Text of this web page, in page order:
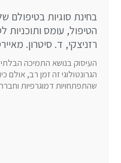
בחינת סוגיות בטיפולם
הטיפול, עומס ותוכניות
רזניצקי, ד. סיטרון. מאיירס-
העיסוק בנושא התמיכה
הגרונטולוגי זה זמן רב, אולם
שהתפתחויות דמוגרפיות